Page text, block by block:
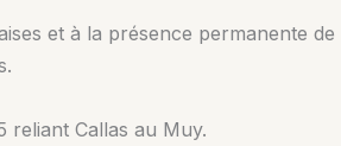
et à la présence permanente de
reliant Callas au Muy.